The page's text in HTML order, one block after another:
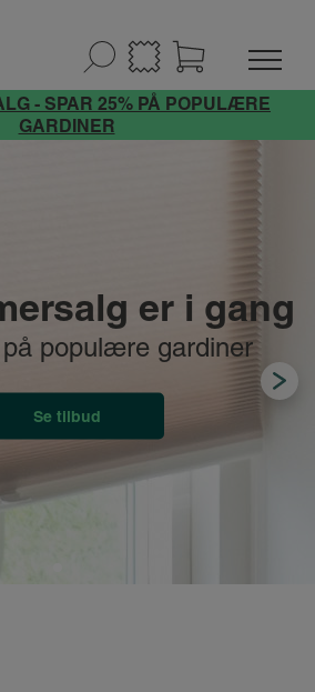
- SPAR 25% PÅ POPULÆRE
GARDINER
er i gang
populære gardiner
Se tilbud